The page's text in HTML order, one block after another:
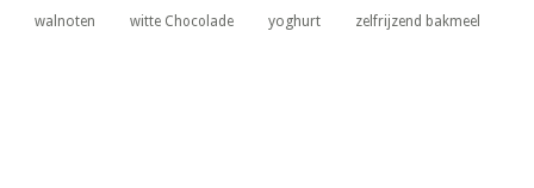
walnoten witte Chocolade yoghurt zelfrijzend bakmeel